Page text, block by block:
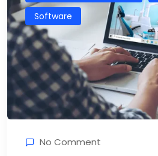
Software
No Comment